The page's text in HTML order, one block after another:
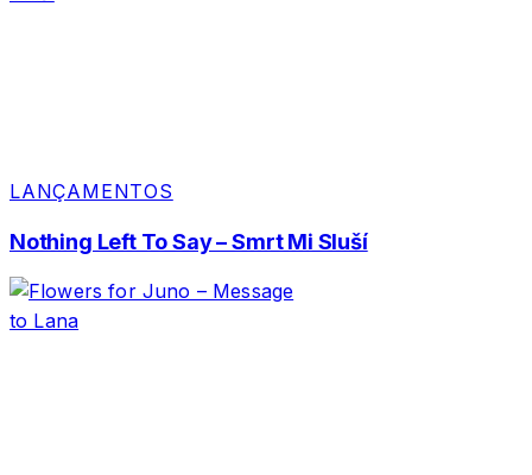
LANÇAMENTOS
Nothing Left To Say – Smrt Mi Sluší